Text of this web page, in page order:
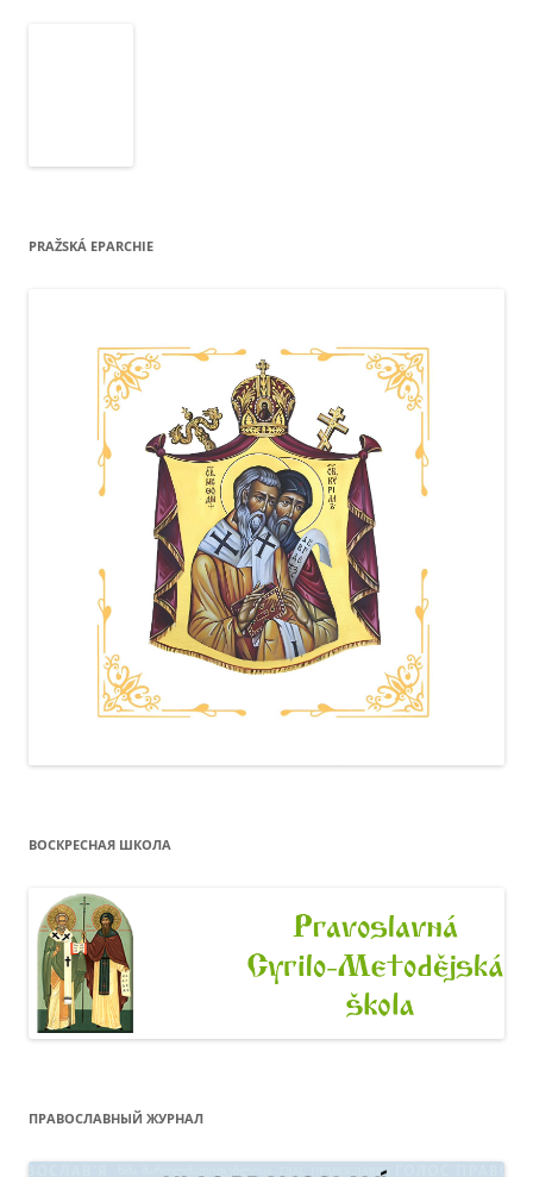
PRAŽSKÁ EPARCHIE
ВОСКРЕСНАЯ ШКОЛА
ПРАВОСЛАВНЫЙ ЖУРНАЛ